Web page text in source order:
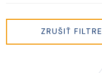
465 mm
60x120-2 mm(1)
60x300-2 mm
ZRUŠIŤ FILTRE